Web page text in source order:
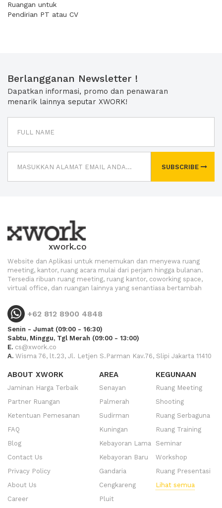
Ruangan untuk
Pendirian PT atau CV
Berlangganan Newsletter !
Dapatkan informasi, promo dan penawaran
menarik lainnya seputar XWORK!
SUBSCRIBE
xwork.co
Website dan Aplikasi untuk menemukan dan menyewa ruang
meeting, kantor, ruang acara mulai dari perjam hingga bulanan.
Tersedia ribuan ruang meeting, ruang kantor, coworking space,
virtual office, dan ruangan lainnya yang senantiasa bertambah
+62 812 8900 4848
Senin - Jumat (09:00 - 16:30)
Sabtu, Minggu, Tgl Merah (09:00 - 13:00)
E. cs@xwork.co
A. Wisma 76, lt.23, Jl. Letjen S.Parman Kav.76, Slipi Jakarta 11410
ABOUT XWORK
Jaminan Harga Terbaik
Partner Ruangan
Ketentuan Pemesanan
FAQ
Blog
Contact Us
Privacy Policy
About Us
Career
AREA
Senayan
Palmerah
Sudirman
Kuningan
Kebayoran Lama
Kebayoran Baru
Gandaria
Cengkareng
Pluit
KEGUNAAN
Ruang Meeting
Shooting
Ruang Serbaguna
Ruang Training
Seminar
Workshop
Ruang Presentasi
Lihat semua